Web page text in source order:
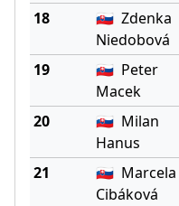
18 🇸🇰 Zdenka
Niedobová
19 🇸🇰 Peter
Macek
20 🇸🇰 Milan
Hanus
21 🇸🇰 Marcela
Cibáková